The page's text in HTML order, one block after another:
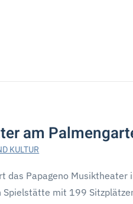
am
KULTUR
das Papageno
mit 199